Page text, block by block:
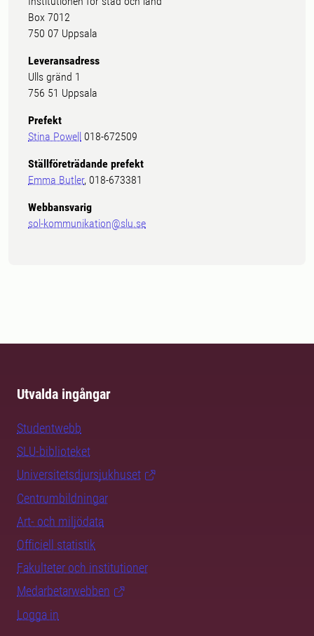
Box 7012
750 07 Uppsala
Leveransadress
Ulls gränd 1
756 51 Uppsala
Prefekt
Stina Powell 018-672509
Ställföreträdande prefekt
Emma Butler, 018-673381
Webbansvarig
sol-kommunikation@slu.se
Utvalda ingångar
Studentwebb
SLU-biblioteket
Universitetsdjursjukhuset
Centrumbildningar
Art- och miljödata
Officiell statistik
Fakulteter och institutioner
Medarbetarwebben
Logga in